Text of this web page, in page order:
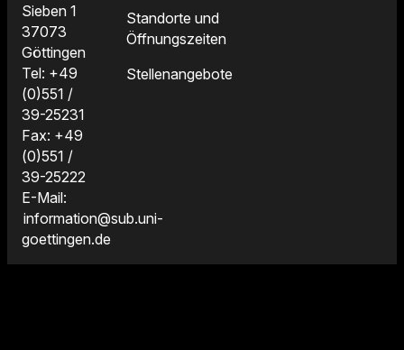
Sieben 1
37073
Göttingen
Tel: +49
(0)551 /
39-25231
Fax: +49
(0)551 /
39-25222
E-Mail:
information@sub.uni-
goettingen.de
Standorte und
Öffnungszeiten
Stellenangebote